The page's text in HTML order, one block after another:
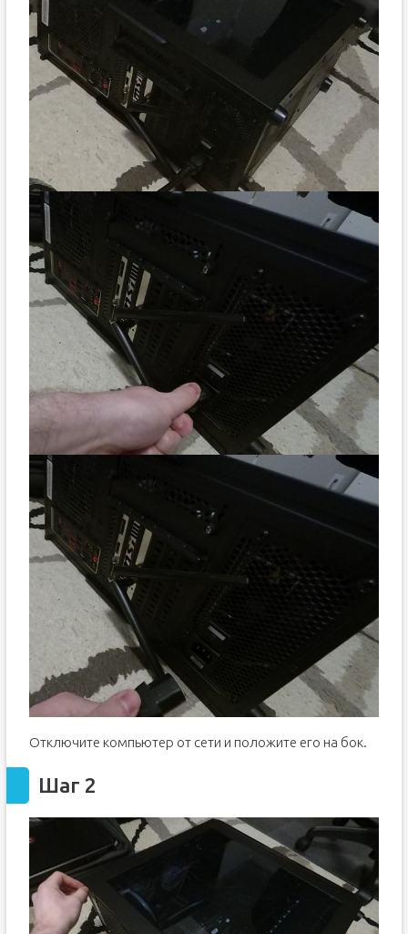
Отключите компьютер от сети и положите его на бок.
Шаг 2